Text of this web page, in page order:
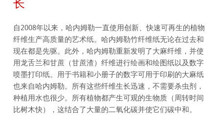
自2008年以来，哈内姆勒一直使用创新、快速可再生的植物
纤维生产高质量的艺术纸。哈内姆勒竹纤维纸无论在过去和
现在都是先驱。此外，哈内姆勒重新发明了大麻纤维，并使
用龙舌兰和甘蔗（甘蔗渣）纤维进行绘画和绘图纸以及数字
喷墨打印纸。用于书籍和小册子的数字可用于印刷的大麻纸
也来自哈内姆勒。所有这些纤维生长迅速，不需要杀虫剂，
种植用水也很少。所有植物都产生可观的生物质（周转时间
比树木快），这结合了大量的二氧化碳并使它们碳中和。